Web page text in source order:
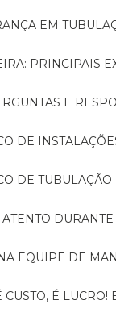
EM
PRINCIPAIS
E
DE
DE
ATENTO
EQUIPE DE
CUSTO, É